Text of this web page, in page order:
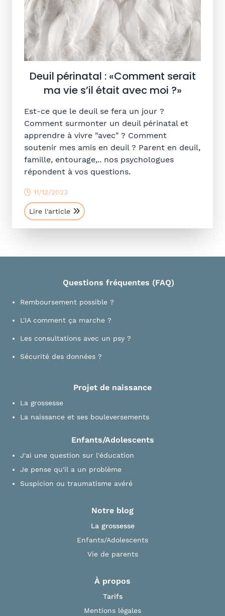
Deuil périnatal : «Comment serait
ma vie s’il était avec moi ?»
Est-ce que le deuil se fera un jour ?
Comment surmonter un deuil périnatal et
apprendre à vivre "avec" ? Comment
soutenir mes amis en deuil ? Parent en deuil,
famille, entourage,.. nos psychologues
répondent à vos questions.
11/12/2023
Lire l'article
Questions fréquentes (FAQ)
Remboursement possible ?
L'IA comment ça marche ?
Les consultations avec un psy ?
Sécurité des données ?
Projet de naissance
La grossesse
La naissance et ses bouleversements
Enfants/Adolescents
J'ai une question sur l'éducation
Je pense qu'il a un problème
Suspicion ou traumatisme avéré
Notre blog
La grossesse
Enfants/Adolescents
Vie de parents
À propos
Tarifs
Mentions légales